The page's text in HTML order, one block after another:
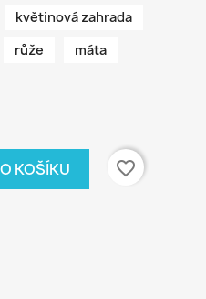
květinová zahrada
růže
máta
KOŠÍKU favorite_border